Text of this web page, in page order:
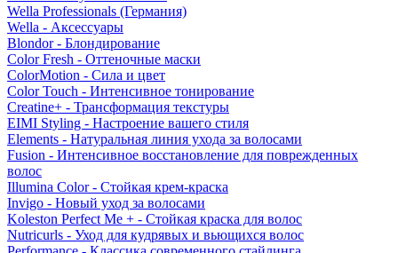
Wella Professionals (Германия)
Wella - Аксессуары
Blondor - Блондирование
Color Fresh - Оттеночные маски
ColorMotion - Сила и цвет
Color Touch - Интенсивное тонирование
Creatine+ - Трансформация текстуры
EIMI Styling - Настроение вашего стиля
Elements - Натуральная линия ухода за волосами
Fusion - Интенсивное восстановление для поврежденных
волос
Illumina Color - Стойкая крем-краска
Invigo - Новый уход за волосами
Koleston Perfect Me + - Стойкая краска для волос
Nutricurls - Уход для кудрявых и вьющихся волос